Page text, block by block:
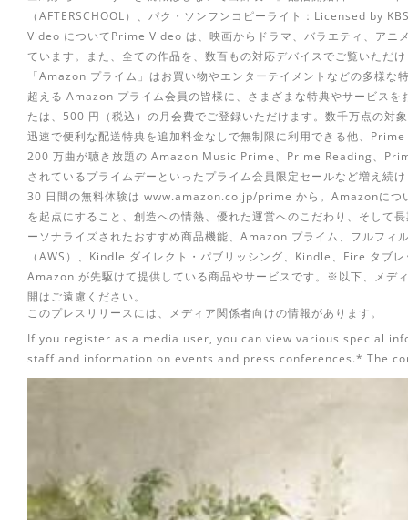
（AFTERSCHOOL）、パク・ソンフンコピーライト：Licensed
Video についてPrime Video は、映画からドラマ、バラエティ、アニ
ています。また、全ての作品を、数百もの対応デバイスでご覧いただ
「Amazon プライム」はお買い物やエンターテイメントなどの多様
超える Amazon プライム会員の皆様に、さまざまな特典やサービス
たは、500 円（税込）の月会費でご登録いただけます。数千万点の対
迅速で便利な配送特典を追加料金なしで無制限に利用できる他、
200 万曲が聴き放題の Amazon Music Prime、Prime Reading、
されているプライムデーといったプライム会員限定セールなど増え続
30 日間の無料体験は www.amazon.co.jp/prime から。Amazonにつ
を起点にすること、創造への情熱、優れた運営へのこだわり、そして
ーソナライズされたおすすめ商品機能、Amazon プライム、フルフ
（AWS）、Kindle ダイレクト・パブリッシング、Kindle、Fire タブ
Amazon が先駆けて提供している商品やサービスです。※以下、メデ
開はご遠慮ください。
このプレスリリースには、メディア関係者向けの情報があります。
If you register as a media user, you can view various special
staff and information on events and press conferences.* The